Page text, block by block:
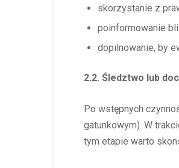
skorzystanie z
poinformowanie
dopilnowanie, by
2.2. Śledztwo lub
Po wstępnych
gatunkowym). W
tym etapie warto